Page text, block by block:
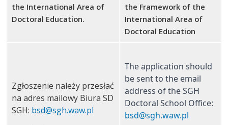
the International Area of
Doctoral Education.
the Framework of the
International Area of
Doctoral Education
Zgłoszenie należy przesłać
na adres mailowy Biura SD
SGH: bsd@sgh.waw.pl
The application should
be sent to the email
address of the SGH
bsd@sgh.waw.pl